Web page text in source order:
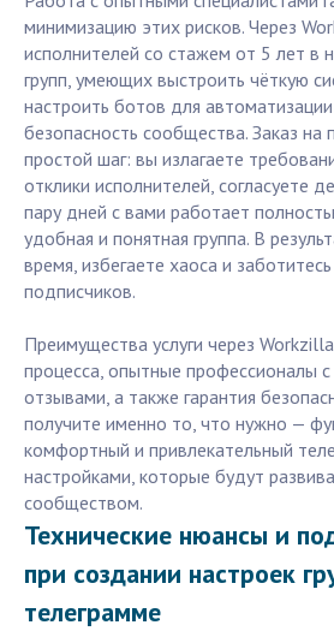
минимизацию этих рисков. Через
исполнителей со стажем от 5 лет в
групп, умеющих выстроить чёткую
настроить ботов для
безопасность сообщества. Заказ
простой шаг: вы излагаете
отклики исполнителей, согласуете
пару дней с вами работает
удобная и понятная группа. В
время, избегаете хаоса и
подписчиков.
Преимущества услуги через
процесса, опытные профессионалы с
отзывами, а также гарантия
получите именно то, что нужно —
комфортный и привлекательный
настройками, которые будут
сообществом.
Технические нюансы и
при создании настроек
телеграмме